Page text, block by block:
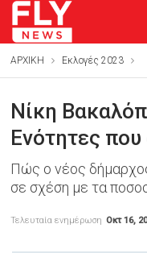
ΑΡΧΙΚΗ Εκλογές 2023
Νίκη
Ενότητες που
Πώς ο νέος
σε σχέση με τα
Τελευταία ενημέρωση Οκτ 16,